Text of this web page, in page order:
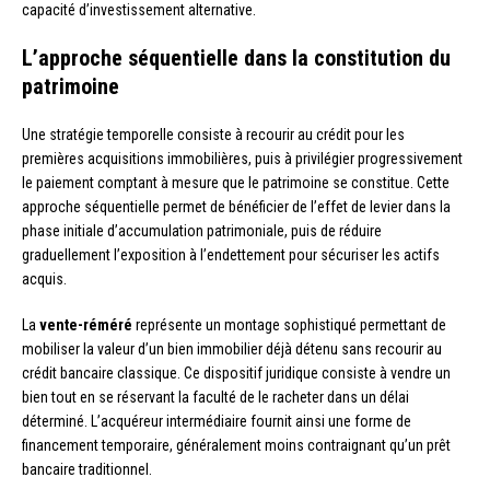
capacité d’investissement alternative.
L’approche séquentielle dans la constitution du
patrimoine
Une stratégie temporelle consiste à recourir au crédit pour les
premières acquisitions immobilières, puis à privilégier progressivement
le paiement comptant à mesure que le patrimoine se constitue. Cette
approche séquentielle permet de bénéficier de l’effet de levier dans la
phase initiale d’accumulation patrimoniale, puis de réduire
graduellement l’exposition à l’endettement pour sécuriser les actifs
acquis.
Lavente-réméré représente un montage sophistiqué permettant de
mobiliser la valeur d’un bien immobilier déjà détenu sans recourir au
crédit bancaire classique. Ce dispositif juridique consiste à vendre un
bien tout en se réservant la faculté de le racheter dans un délai
déterminé. L’acquéreur intermédiaire fournit ainsi une forme de
financement temporaire, généralement moins contraignant qu’un prêt
bancaire traditionnel.